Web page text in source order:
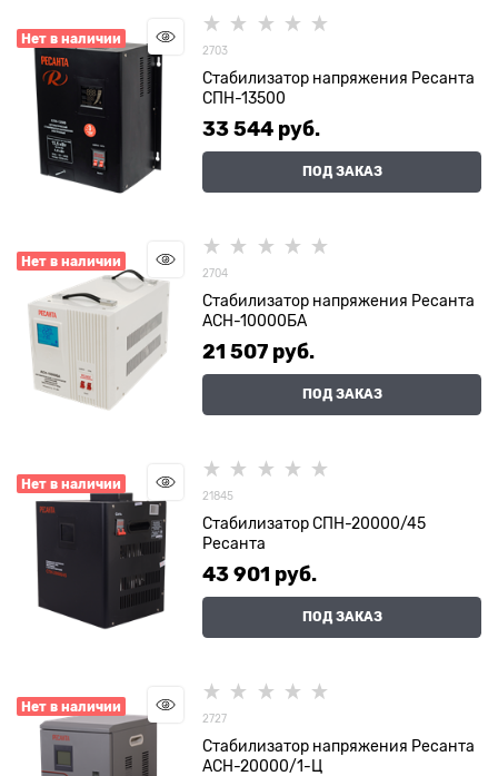
Нет в наличии
2703
Стабилизатор напряжения Ресанта
СПН-13500
33 544 руб.
ПОД ЗАКАЗ
Нет в наличии
2704
Стабилизатор напряжения Ресанта
АСН-10000БА
21 507 руб.
ПОД ЗАКАЗ
Нет в наличии
21845
Стабилизатор СПН-20000/45
Ресанта
43 901 руб.
ПОД ЗАКАЗ
Нет в наличии
2727
Стабилизатор напряжения Ресанта
АСН-20000/1-Ц